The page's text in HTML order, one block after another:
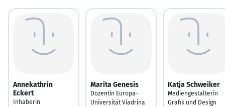
Annekathrin
Eckert
Inhaberin
Marita Genesis
Dozentin Europa-
Universität Viadrina
Katja Schweiker
Mediengestalterin
Grafik und Design